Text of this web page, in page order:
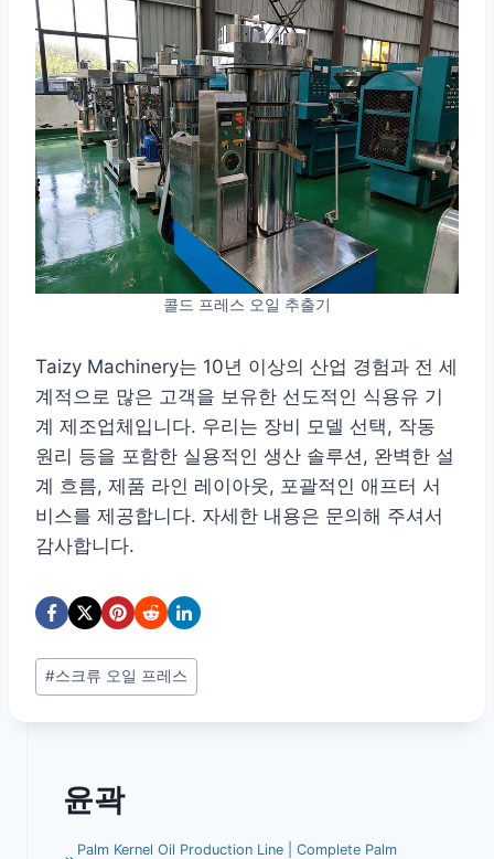
콜드 프레스 오일 추출기
Taizy Machinery는 10년 이상의 산업 경험과 전 세
계적으로 많은 고객을 보유한 선도적인 식용유 기
계 제조업체입니다. 우리는 장비 모델 선택, 작동
원리 등을 포함한 실용적인 생산 솔루션, 완벽한 설
계 흐름, 제품 라인 레이아웃, 포괄적인 애프터 서
비스를 제공합니다. 자세한 내용은 문의해 주셔서
감사합니다.
Post
Tags:
#스크류 오일 프레스
윤곽
Palm Kernel Oil Production Line | Complete Palm